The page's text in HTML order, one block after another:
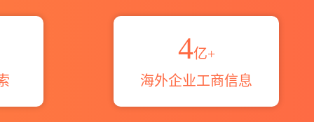
4亿+
海外企业工商信息